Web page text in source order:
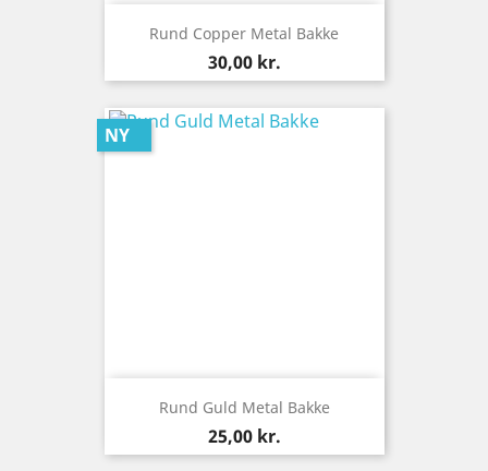
Rund Copper Metal Bakke
Pris
30,00 kr.
Rund Guld Metal Bakke
Pris
25,00 kr.
NY